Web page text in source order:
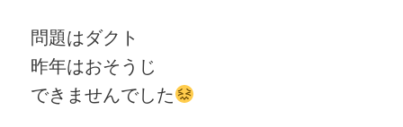
問題はダクト
昨年はおそうじ
できませんでした